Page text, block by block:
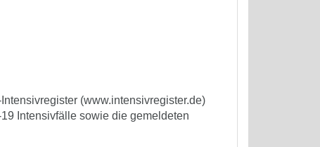
(www.intensivregister.de)
Intensivfälle sowie die gemeldeten